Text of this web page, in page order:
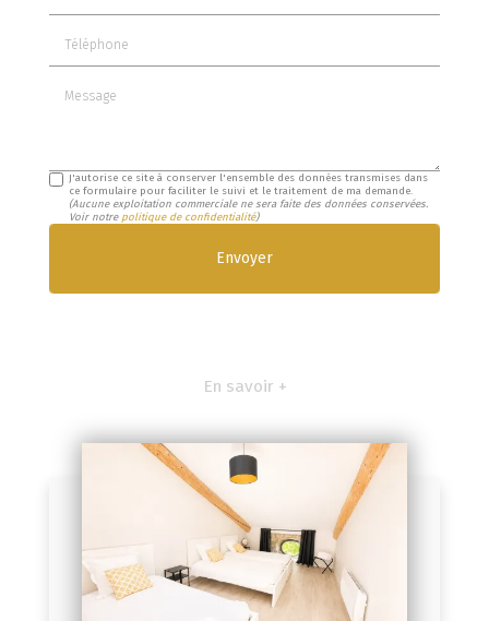
J'autorise ce site à conserver l'ensemble des données transmises dans
ce formulaire pour faciliter le suivi et le traitement de ma demande.
(Aucune exploitation commerciale ne sera faite des données conservées.
Voir notre politique de confidentialité)
En savoir +